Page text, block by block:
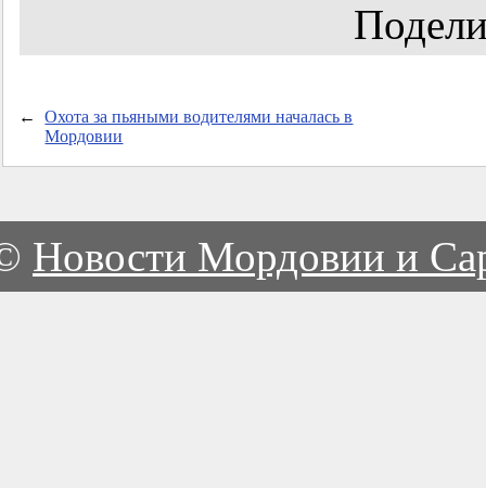
←
Охота за пьяными водителями началась в
Мордовии
Новости Мордовии и